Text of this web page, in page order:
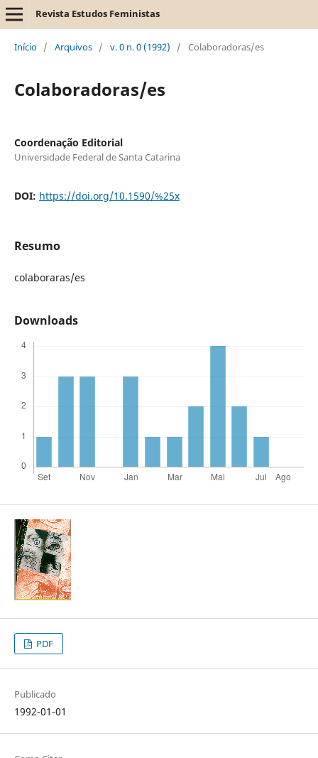
Revista Estudos Feministas
Início / Arquivos / v. 0 n. 0 (1992) / Colaboradoras/es
Colaboradoras/es
Coordenação Editorial
Universidade Federal de Santa Catarina
DOI: https://doi.org/10.1590/%25x
Resumo
colaboraras/es
Downloads
PDF
Publicado
1992-01-01